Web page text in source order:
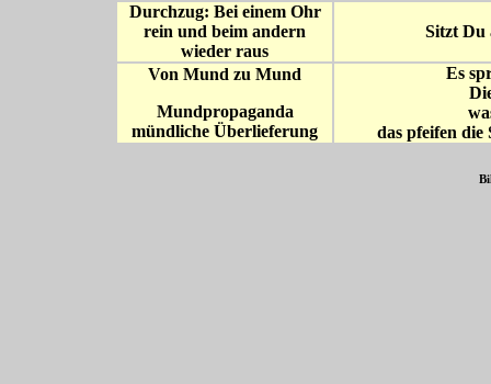
Durchzug: Bei einem Ohr
rein und beim andern
wieder raus
Sitzt Du
Von Mund zu Mund
Mundpropaganda
mündliche Überlieferung
Es
das pfeifen die